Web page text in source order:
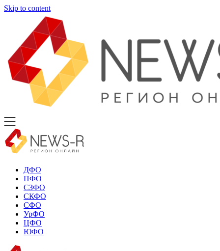
Skip to content
ДФО
ПФО
СЗФО
СКФО
СФО
УрФО
ЦФО
ЮФО